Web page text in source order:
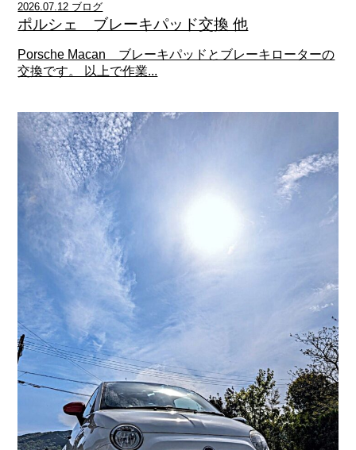
2026.07.12 ブログ
ポルシェ ブレーキパッド交換 他
Porsche Macan ブレーキパッドとブレーキローターの
交換です。 以上で作業...